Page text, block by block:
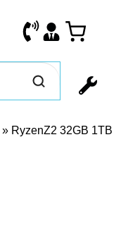
» RyzenZ2 32GB 1TB